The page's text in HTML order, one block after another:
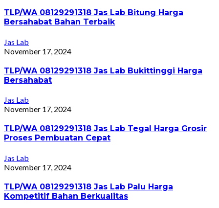
TLP/WA 08129291318 Jas Lab Bitung Harga
Bersahabat Bahan Terbaik
Jas Lab
November 17, 2024
TLP/WA 08129291318 Jas Lab Bukittinggi Harga
Bersahabat
Jas Lab
November 17, 2024
TLP/WA 08129291318 Jas Lab Tegal Harga Grosir
Proses Pembuatan Cepat
Jas Lab
November 17, 2024
TLP/WA 08129291318 Jas Lab Palu Harga
Kompetitif Bahan Berkualitas